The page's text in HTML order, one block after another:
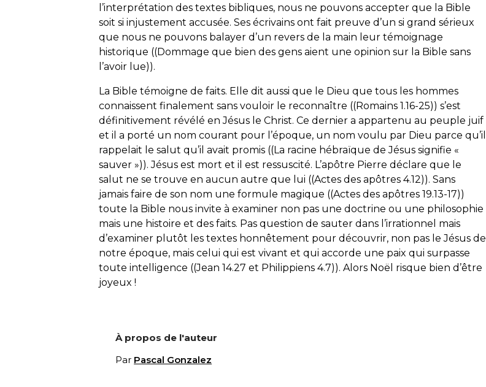
l’interprétation des textes bibliques, nous ne pouvons accepter que la Bible
soit si injustement accusée. Ses écrivains ont fait preuve d’un si grand sérieux
que nous ne pouvons balayer d’un revers de la main leur témoignage
historique ((Dommage que bien des gens aient une opinion sur la Bible sans
l’avoir lue)).
La Bible témoigne de faits. Elle dit aussi que le Dieu que tous les hommes
connaissent finalement sans vouloir le reconnaître ((Romains 1.16-25)) s’est
définitivement révélé en Jésus le Christ. Ce dernier a appartenu au peuple juif
et il a porté un nom courant pour l’époque, un nom voulu par Dieu parce qu’il
rappelait le salut qu’il avait promis ((La racine hébraïque de Jésus signifie «
sauver »)). Jésus est mort et il est ressuscité. L’apôtre Pierre déclare que le
salut ne se trouve en aucun autre que lui ((Actes des apôtres 4.12)). Sans
jamais faire de son nom une formule magique ((Actes des apôtres 19.13-17))
toute la Bible nous invite à examiner non pas une doctrine ou une philosophie
mais une histoire et des faits. Pas question de sauter dans l’irrationnel mais
d’examiner plutôt les textes honnêtement pour découvrir, non pas le Jésus de
notre époque, mais celui qui est vivant et qui accorde une paix qui surpasse
toute intelligence ((Jean 14.27 et Philippiens 4.7)). Alors Noël risque bien d’être
joyeux !
À propos de l'auteur
Par Pascal Gonzalez